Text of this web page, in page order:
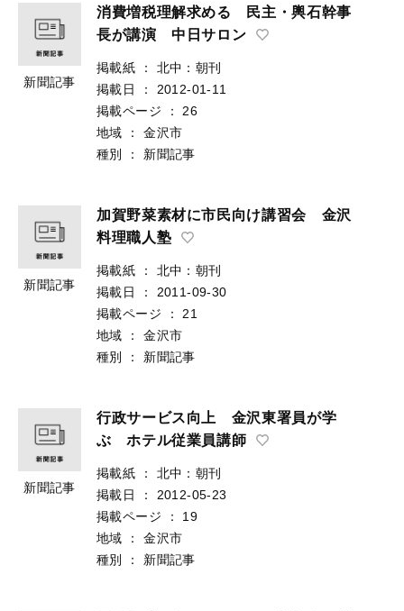
新聞記事
消費増税理解求める 民主・輿石幹事
長が講演 中日サロン
掲載紙 ：
北中：朝刊
掲載日
：
2012-01-11
掲載ページ
：
26
地域
：
金沢市
種別
： 新聞記事
新聞記事
加賀野菜素材に市民向け講習会 金沢
料理職人塾
掲載紙 ：
北中：朝刊
掲載日
：
2011-09-30
掲載ページ
：
21
地域
：
金沢市
種別
： 新聞記事
新聞記事
行政サービス向上 金沢東署員が学
ぶ ホテル従業員講師
掲載紙 ：
北中：朝刊
掲載日
：
2012-05-23
掲載ページ
：
19
地域
：
金沢市
種別
： 新聞記事